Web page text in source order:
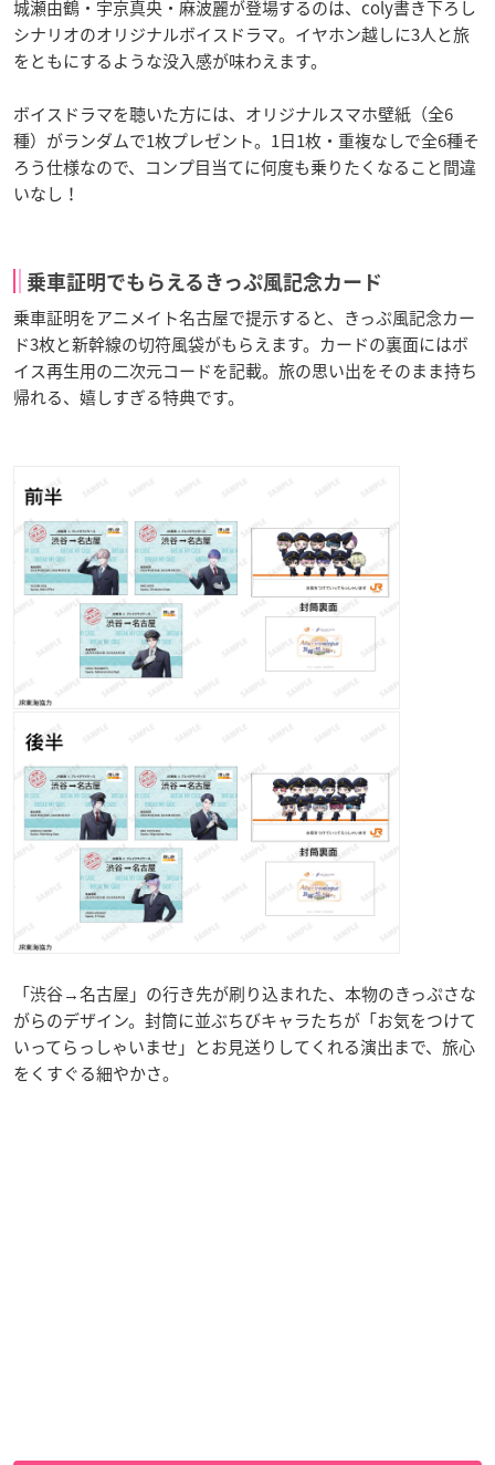
城瀬由鶴・宇京真央・麻波麗が登場するのは、coly書き下ろし
シナリオのオリジナルボイスドラマ。イヤホン越しに3人と旅
をともにするような没入感が味わえます。
ボイスドラマを聴いた方には、オリジナルスマホ壁紙（全6
種）がランダムで1枚プレゼント。1日1枚・重複なしで全6種そ
ろう仕様なので、コンプ目当てに何度も乗りたくなること間違
いなし！
乗車証明でもらえるきっぷ風記念カード
乗車証明をアニメイト名古屋で提示すると、きっぷ風記念カー
ド3枚と新幹線の切符風袋がもらえます。カードの裏面にはボ
イス再生用の二次元コードを記載。旅の思い出をそのまま持ち
帰れる、嬉しすぎる特典です。
「渋谷→名古屋」の行き先が刷り込まれた、本物のきっぷさな
がらのデザイン。封筒に並ぶちびキャラたちが「お気をつけて
いってらっしゃいませ」とお見送りしてくれる演出まで、旅心
をくすぐる細やかさ。